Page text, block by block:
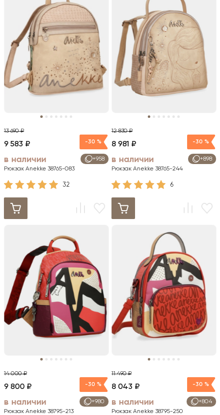
13 690 ₽
-30 %
+958
9 583 ₽
в наличии
Рюкзак Anekke 38765-083
32
12 830 ₽
-30 %
+898
8 981 ₽
в наличии
Рюкзак Anekke 38765-244
6
14 000 ₽
-30 %
+980
9 800 ₽
в наличии
Рюкзак Anekke 38795-213
11 490 ₽
-30 %
+804
8 043 ₽
в наличии
Рюкзак Anekke 38795-250